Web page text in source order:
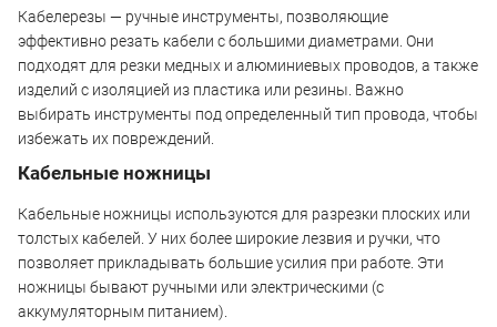
Кабелерезы — ручные инструменты, позволяющие
эффективно резать кабели с большими диаметрами. Они
подходят для резки медных и алюминиевых проводов, а также
изделий с изоляцией из пластика или резины. Важно
выбирать инструменты под определенный тип провода, чтобы
избежать их повреждений.
Кабельные ножницы
Кабельные ножницы используются для разрезки плоских или
толстых кабелей. У них более широкие лезвия и ручки, что
позволяет прикладывать большие усилия при работе. Эти
ножницы бывают ручными или электрическими (с
аккумуляторным питанием).